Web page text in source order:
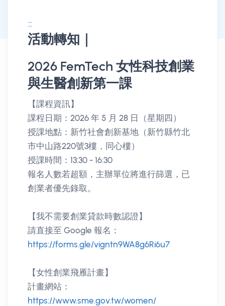
:::
活動轉知｜
消息公告詳情
2026 FemTech 女性科技創業
與生醫創新第一課
【課程資訊】
課程日期：2026 年 5 月 28 日（星期四）
授課地點：新竹社會創新基地（新竹縣竹北
市中山路220號3樓，同心樓）
授課時間：13:30 - 16:30
報名人數若超額，主辦單位將進行篩選，已
創業者優先錄取。
【我不需要創業貸款時數認證】
請直接至 Google 報名：
https://forms.gle/vigntn9WA8g6Ri6u7
【女性創業飛雁計畫】
計畫網站：
https://www.sme.gov.tw/women/